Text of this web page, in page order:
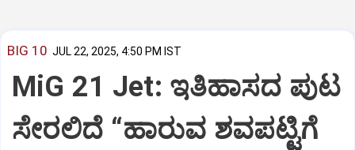
BIG 10 JUL 22, 2025, 4:50 PM IST
MiG 21 Jet: ಇತಿಹಾಸದ ಪುಟ
ಸೇರಲಿದೆ “ಹಾರುವ ಶವಪಟ್ಟಿಗೆ